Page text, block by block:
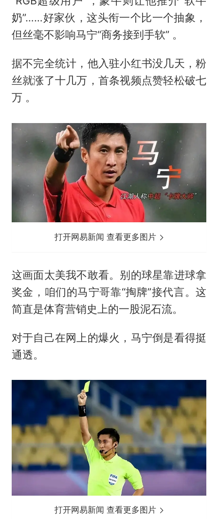
奶”……好家伙，这头衔一个比一个抽象，
但丝毫不影响马宁“商务接到手软” 。
据不完全统计，他入驻小红书没几天，粉
丝就涨了十几万，首条视频点赞轻松破七
万 。
打开网易新闻 查看更多图片
这画面太美我不敢看。别的球星靠进球拿
奖金，咱们的马宁哥靠“掏牌”接代言。这
简直是体育营销史上的一股泥石流。
对于自己在网上的爆火，马宁倒是看得挺
通透。
打开网易新闻 查看更多图片